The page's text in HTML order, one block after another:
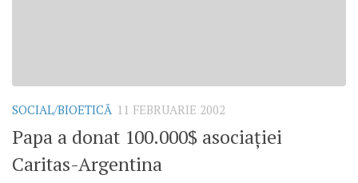
SOCIAL/BIOETICĂ 11 FEBRUARIE 2002
Papa a donat 100.000$ asociaţiei
Caritas-Argentina